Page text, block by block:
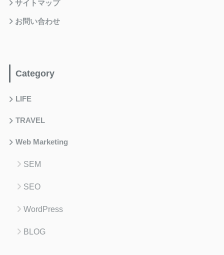
サイトマップ
お問い合わせ
Category
LIFE
TRAVEL
Web Marketing
SEM
SEO
WordPress
BLOG